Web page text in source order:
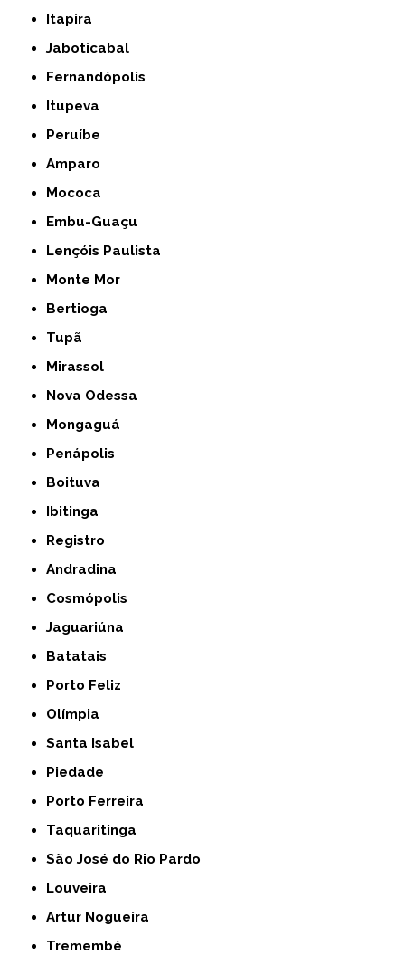
Itapira
Jaboticabal
Fernandópolis
Itupeva
Peruíbe
Amparo
Mococa
Embu-Guaçu
Lençóis Paulista
Monte Mor
Bertioga
Tupã
Mirassol
Nova Odessa
Mongaguá
Penápolis
Boituva
Ibitinga
Registro
Andradina
Cosmópolis
Jaguariúna
Batatais
Porto Feliz
Olímpia
Santa Isabel
Piedade
Porto Ferreira
Taquaritinga
São José do Rio Pardo
Louveira
Artur Nogueira
Tremembé